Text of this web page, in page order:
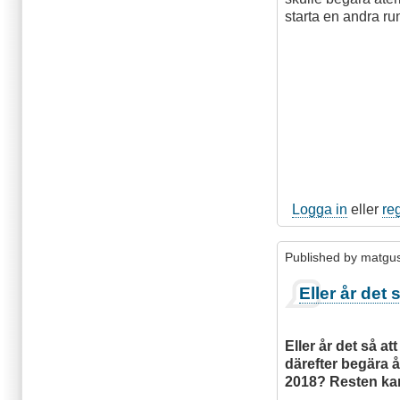
starta en andra
Logga in eller
Published by
​Eller år det
​Eller år det så
därefter begära
2018? Resten